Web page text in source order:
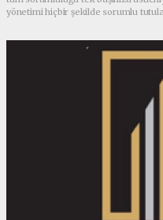
yönetimi hiçbir şekilde sorumlu